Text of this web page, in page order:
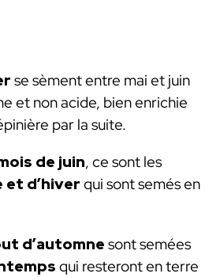
se sèment entre mai et juin
et non acide, bien enrichie
par la suite.
de juin, ce sont les
et d’hiver qui sont semés en
d’automne sont semées
qui resteront en terre